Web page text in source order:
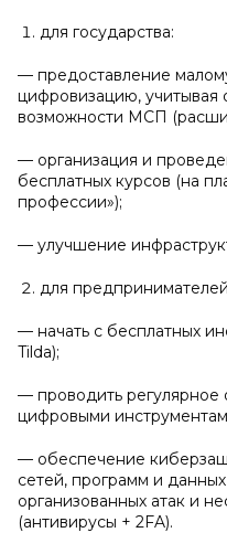
для государства:
— предоставление
цифровизацию, учитывая
возможности МСП
— организация и
бесплатных курсов (на
профессии»);
— улучшение
для
— начать с бесплатных
Tilda);
— проводить регулярное
цифровыми
— обеспечение
сетей, программ и
организованных атак и
(антивирусы + 2FA).